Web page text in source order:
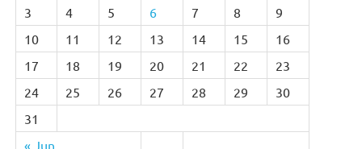
« Jun
3
4 5 6 7 8
9
10
11 12 13 14 15
16
17
18 19 20 21 22
23
24
25 26 27 28 29
30
31